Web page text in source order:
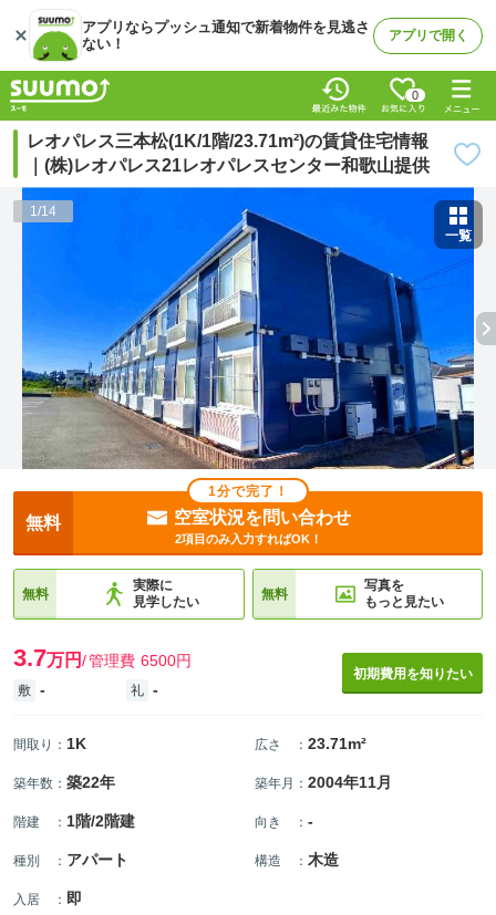
アプリならプッシュ通知で新着物件を見逃さ
ない！
アプリで開く
0
レオパレス三本松(1K/1階/23.71m²)の賃貸住宅情報
｜(株)レオパレス21レオパレスセンター和歌山提供
1/14
一覧
1分で完了！
無料 空室状況を問い合わせ
2項目のみ入力すればOK！
無料
実際に
見学したい
無料
写真を
もっと見たい
3.7万円 管理費 6500円
敷 - 礼 -
初期費用を知りたい
間取り ： 1K 広さ ： 23.71m²
築年数 ： 築22年 築年月 ： 2004年11月
階建 ： 1階/2階建 向き ： -
種別 ： アパート 構造 ： 木造
入居 ： 即